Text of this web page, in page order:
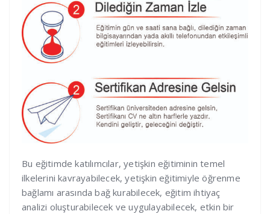
Bu eğitimde katılımcılar, yetişkin eğitiminin temel
ilkelerini kavrayabilecek, yetişkin eğitimiyle öğrenme
bağlamı arasında bağ kurabilecek, eğitim ihtiyaç
analizi oluşturabilecek ve uygulayabilecek, etkin bir